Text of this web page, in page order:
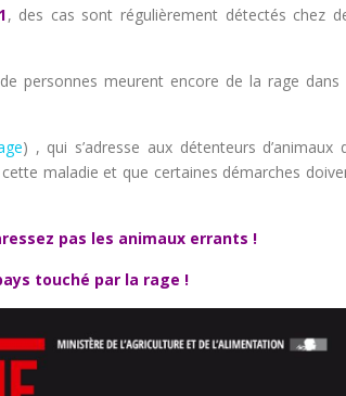
, des cas sont régulièrement détectés chez
personnes meurent encore de la rage dans
) , qui s’adresse aux détenteurs d’animaux
maladie et que certaines démarches
pas les animaux errants !
touché par la rage !